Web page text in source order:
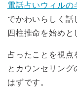
電話占いウィルの
でかわいらしく話
四柱推命を始めと
占ったことを視点
とカウンセリング
はずです。